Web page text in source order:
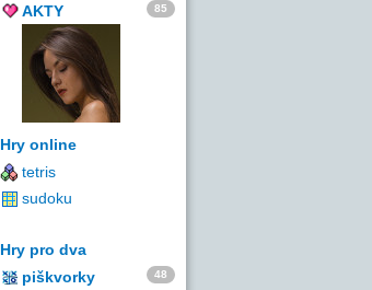
AKTY 85
Hry online
tetris
sudoku
Hry pro dva
piškvorky
48